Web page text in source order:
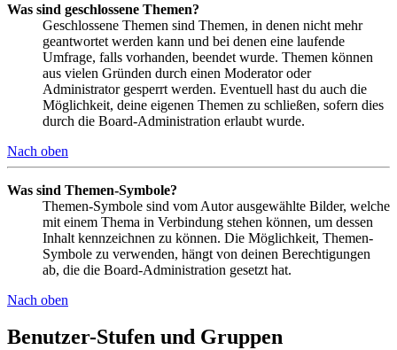
Was sind geschlossene Themen?
Geschlossene Themen sind Themen, in denen nicht mehr
geantwortet werden kann und bei denen eine laufende
Umfrage, falls vorhanden, beendet wurde. Themen können
aus vielen Gründen durch einen Moderator oder
Administrator gesperrt werden. Eventuell hast du auch die
Möglichkeit, deine eigenen Themen zu schließen, sofern dies
durch die Board-Administration erlaubt wurde.
Nach oben
Was sind Themen-Symbole?
Themen-Symbole sind vom Autor ausgewählte Bilder, welche
mit einem Thema in Verbindung stehen können, um dessen
Inhalt kennzeichnen zu können. Die Möglichkeit, Themen-
Symbole zu verwenden, hängt von deinen Berechtigungen
ab, die die Board-Administration gesetzt hat.
Nach oben
Benutzer-Stufen und Gruppen